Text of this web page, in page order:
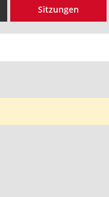
Sitzungen